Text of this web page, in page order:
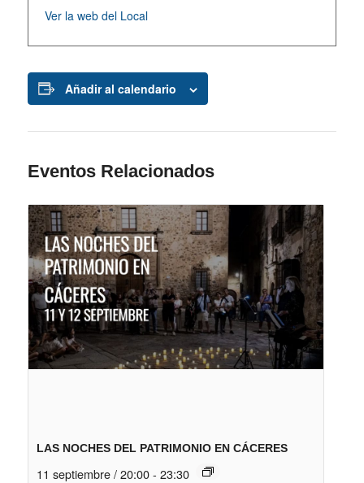
Ver la web del Local
Añadir al calendario
Eventos Relacionados
LAS NOCHES DEL PATRIMONIO EN CÁCERES
11 septiembre / 20:00 - 23:30